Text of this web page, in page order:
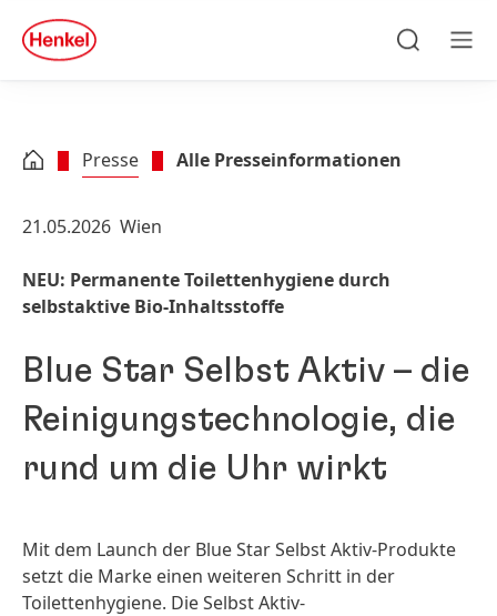
Zu Footer springen
quick
search
Presse Alle Presseinformationen
21.05.2026 Wien
NEU: Permanente Toilettenhygiene durch
selbstaktive Bio-Inhaltsstoffe
Blue Star Selbst Aktiv – die
Reinigungstechnologie, die
rund um die Uhr wirkt
Mit dem Launch der Blue Star Selbst Aktiv-Produkte
setzt die Marke einen weiteren Schritt in der
Toilettenhygiene. Die Selbst Aktiv-